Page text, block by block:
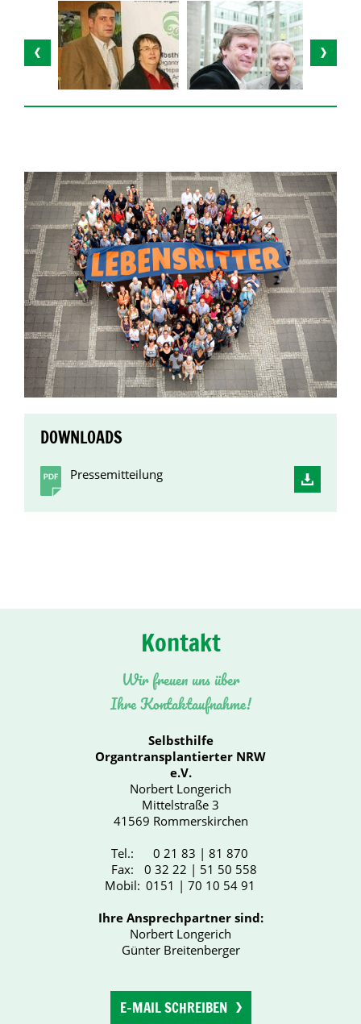
DOWNLOADS
Pressemitteilung
Kontakt
Wir freuen uns über
Ihre Kontaktaufnahme!
Selbsthilfe
Organtransplantierter NRW
e.V.
Norbert Longerich
Mittelstraße 3
41569 Rommerskirchen
Tel.:
0 21 83 | 81 870
Fax:
0 32 22 | 51 50 558
Mobil: 0151 | 70 10 54 91
Ihre Ansprechpartner sind:
Norbert Longerich
Günter Breitenberger
E-MAIL SCHREIBEN